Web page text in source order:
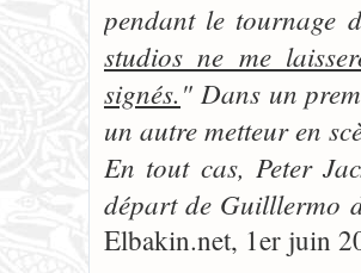
pendant le tournage
studios ne me
signés." Dans un
un autre metteur en
En tout cas, Peter
départ de Guilllermo
Elbakin.net, 1er juin